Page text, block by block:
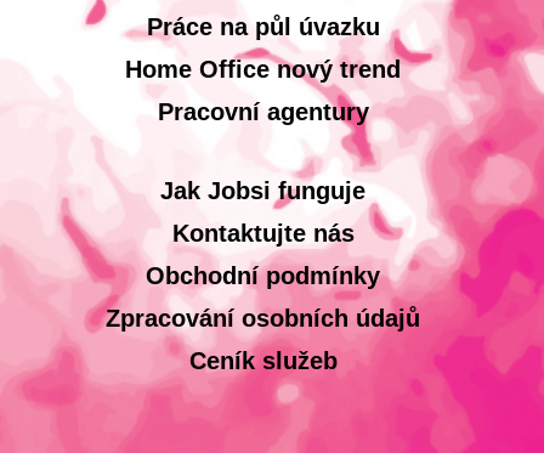
Práce na půl úvazku
Home Office nový trend
Pracovní agentury
Jak Jobsi funguje
Kontaktujte nás
Obchodní podmínky
Zpracování osobních údajů
Ceník služeb